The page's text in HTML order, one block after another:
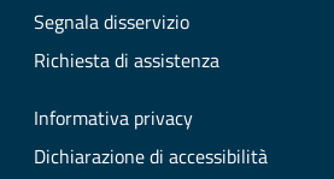
Segnala disservizio
Richiesta di assistenza
Informativa privacy
Dichiarazione di accessibilità